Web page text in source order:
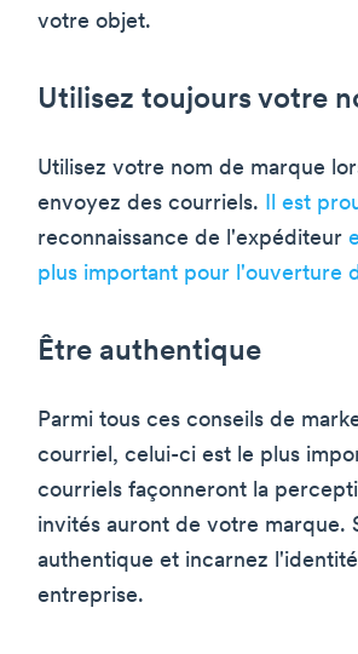
votre objet.
Utilisez toujours votre
Utilisez votre nom de marque
envoyez des courriels.
Il est
reconnaissance de l'expéditeur
plus important pour l'ouverture
Être authentique
Parmi tous ces conseils de
courriel, celui-ci est le plus
courriels façonneront la
invités auront de votre marque.
authentique et incarnez
entreprise.